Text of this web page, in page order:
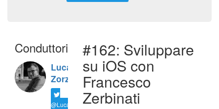
Conduttori
Luca
Zorzi
@LucaTNT
#162: Sviluppare
su iOS con
Francesco
Zerbinati